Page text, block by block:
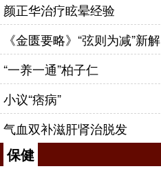
颜正华治疗眩晕经验
《金匮要略》“弦则为减”新解
“一养一通”柏子仁
小议“痞病”
气血双补滋肝肾治脱发
保健